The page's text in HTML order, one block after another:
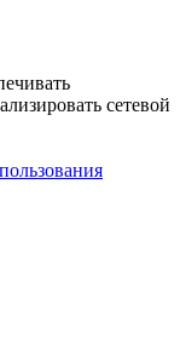
сетевой